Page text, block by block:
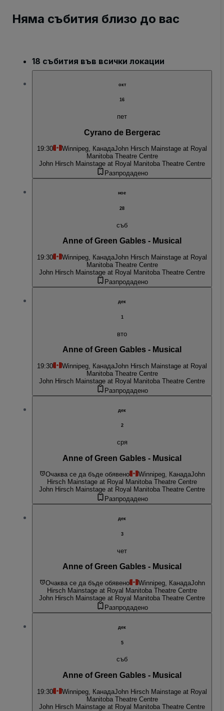
Няма събития близо до вас
18 събития във всички локации
окт
16
пет
Cyrano de Bergerac
19:30 Winnipeg, КанадаJohn Hirsch Mainstage at Royal
Manitoba Theatre Centre
John Hirsch Mainstage at Royal Manitoba Theatre Centre
Разпродадено
ное
28
съб
Anne of Green Gables - Musical
19:30 Winnipeg, КанадаJohn Hirsch Mainstage at Royal
Manitoba Theatre Centre
John Hirsch Mainstage at Royal Manitoba Theatre Centre
Разпродадено
дек
1
вто
Anne of Green Gables - Musical
19:30 Winnipeg, КанадаJohn Hirsch Mainstage at Royal
Manitoba Theatre Centre
John Hirsch Mainstage at Royal Manitoba Theatre Centre
Разпродадено
дек
2
сря
Anne of Green Gables - Musical
Очаква се да бъде обявено Winnipeg, КанадаJohn
Hirsch Mainstage at Royal Manitoba Theatre Centre
John Hirsch Mainstage at Royal Manitoba Theatre Centre
Разпродадено
дек
3
чет
Anne of Green Gables - Musical
Очаква се да бъде обявено Winnipeg, КанадаJohn
Hirsch Mainstage at Royal Manitoba Theatre Centre
John Hirsch Mainstage at Royal Manitoba Theatre Centre
Разпродадено
дек
5
съб
Anne of Green Gables - Musical
19:30 Winnipeg, КанадаJohn Hirsch Mainstage at Royal
Manitoba Theatre Centre
John Hirsch Mainstage at Royal Manitoba Theatre Centre